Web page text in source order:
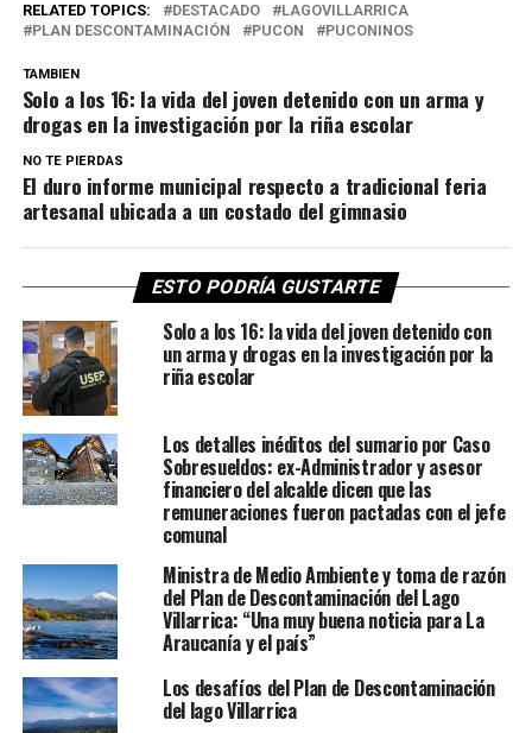
RELATED TOPICS: DESTACADO
LAGOVILLARRICA
PLAN DESCONTAMINACIÓN
PUCON PUCONINOS
TAMBIEN
Solo a los 16: la vida del joven detenido con un arma y
drogas en la investigación por la riña escolar
NO TE PIERDAS
El duro informe municipal respecto a tradicional feria
artesanal ubicada a un costado del gimnasio
ESTO PODRÍA GUSTARTE
Solo a los 16: la vida del joven detenido con
un arma y drogas en la investigación por la
riña escolar
Los detalles inéditos del sumario por Caso
Sobresueldos: ex-Administrador y asesor
financiero del alcalde dicen que las
remuneraciones fueron pactadas con el jefe
comunal
Ministra de Medio Ambiente y toma de razón
del Plan de Descontaminación del Lago
Villarrica: “Una muy buena noticia para La
Araucanía y el país”
Los desafíos del Plan de Descontaminación
del lago Villarrica